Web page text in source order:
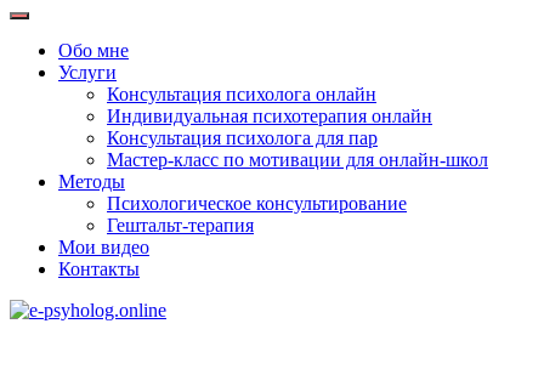
Обо мне
Услуги
Консультация психолога онлайн
Индивидуальная психотерапия онлайн
Консультация психолога для пар
Мастер-класс по мотивации для онлайн-школ
Методы
Психологическое консультирование
Гештальт-терапия
Мои видео
Контакты